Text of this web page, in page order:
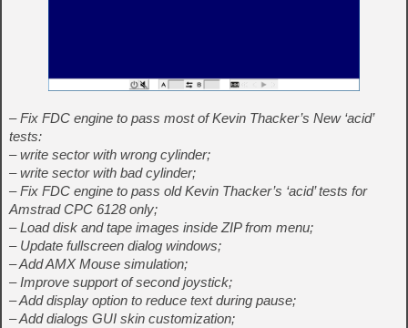
– Fix FDC engine to pass most of Kevin Thacker’s New ‘acid’
tests:
– write sector with wrong cylinder;
– write sector with bad cylinder;
– Fix FDC engine to pass old Kevin Thacker’s ‘acid’ tests for
Amstrad CPC 6128 only;
– Load disk and tape images inside ZIP from menu;
– Update fullscreen dialog windows;
– Add AMX Mouse simulation;
– Improve support of second joystick;
– Add display option to reduce text during pause;
– Add dialogs GUI skin customization;